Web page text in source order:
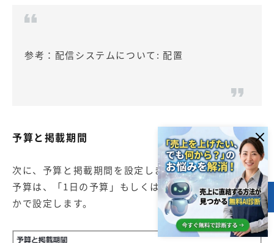
参考： 配信システムについて: 配置
予算と掲載期間
次に、予算と掲載期間を設定します。
予算は、「1日の予算」もしくは「通算予算」のどちら
かで設定します。
目次